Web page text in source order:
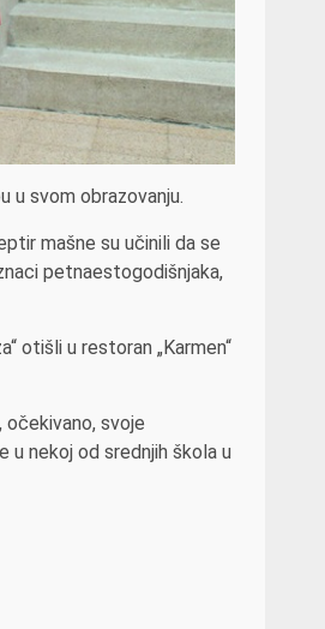
u svom obrazovanju.
mašne su učinili da se
petnaestogodišnjaka,
otišli u restoran „Karmen“
očekivano, svoje
u nekoj od srednjih škola u